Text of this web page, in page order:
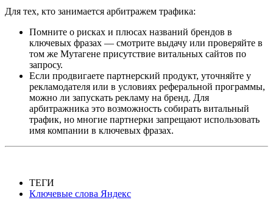
Для тех, кто занимается арбитражем трафика:
Помните о рисках и плюсах названий брендов в
ключевых фразах — смотрите выдачу или проверяйте в
том же Мутагене присутствие витальных сайтов по
запросу.
Если продвигаете партнерский продукт, уточняйте у
рекламодателя или в условиях реферальной программы,
можно ли запускать рекламу на бренд. Для
арбитражника это возможность собирать витальный
трафик, но многие партнерки запрещают использовать
имя компании в ключевых фразах.
ТЕГИ
Ключевые слова Яндекс